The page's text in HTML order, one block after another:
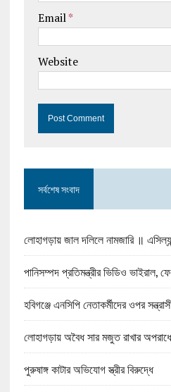
Email*
Website
সর্বশেষ সংবাদ
লোহাগড়ায় জাল দলিলে নামজারি ॥
পানিসম্পদ প্রতিমন্ত্রীর ভিডিও ভাইরাল,
হবিগঞ্জে এনসিপি নেতাকর্মীদের ওপর
লোহাগড়ায় অবৈধ সার মজুত রাখার অপরাধে
পুরুষাঙ্গ কাটার অভিযোগ স্ত্রীর বিরুদ্ধে